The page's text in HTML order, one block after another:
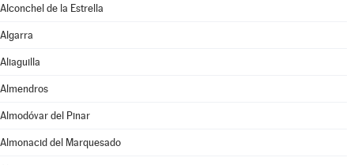
Alconchel de la Estrella
Algarra
Aliaguilla
Almendros
Almodóvar del Pinar
Almonacid del Marquesado